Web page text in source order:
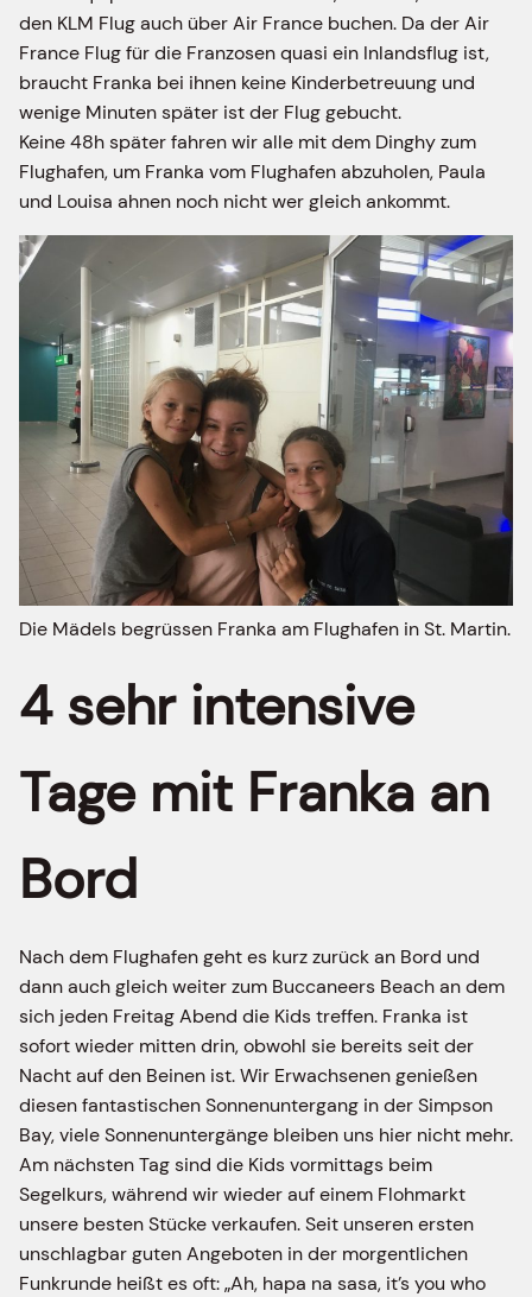
den KLM Flug auch über Air France buchen. Da der Air
France Flug für die Franzosen quasi ein Inlandsflug ist,
braucht Franka bei ihnen keine Kinderbetreuung und
wenige Minuten später ist der Flug gebucht.
Keine 48h später fahren wir alle mit dem Dinghy zum
Flughafen, um Franka vom Flughafen abzuholen, Paula
und Louisa ahnen noch nicht wer gleich ankommt.
Die Mädels begrüssen Franka am Flughafen in St. Martin.
4 sehr intensive
Tage mit Franka an
Bord
Nach dem Flughafen geht es kurz zurück an Bord und
dann auch gleich weiter zum Buccaneers Beach an dem
sich jeden Freitag Abend die Kids treffen. Franka ist
sofort wieder mitten drin, obwohl sie bereits seit der
Nacht auf den Beinen ist. Wir Erwachsenen genießen
diesen fantastischen Sonnenuntergang in der Simpson
Bay, viele Sonnenuntergänge bleiben uns hier nicht mehr.
Am nächsten Tag sind die Kids vormittags beim
Segelkurs, während wir wieder auf einem Flohmarkt
unsere besten Stücke verkaufen. Seit unseren ersten
unschlagbar guten Angeboten in der morgentlichen
Funkrunde heißt es oft: „Ah, hapa na sasa, it’s you who